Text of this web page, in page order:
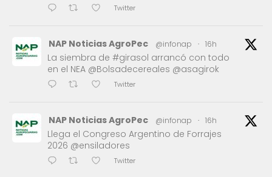
Twitter
NAP Noticias AgroPec @infonap · 16h
La siembra de #girasol arrancó con todo
en el NEA @Bolsadecereales @asagirok
Twitter
NAP Noticias AgroPec @infonap · 16h
Llega el Congreso Argentino de Forrajes
2026 @ensiladores
Twitter